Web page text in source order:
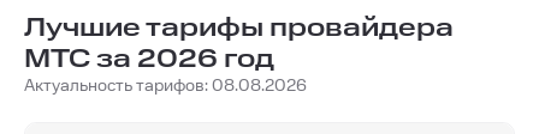
Лучшие тарифы провайдера
МТС за 2026 год
Актуальность тарифов: 08.08.2026